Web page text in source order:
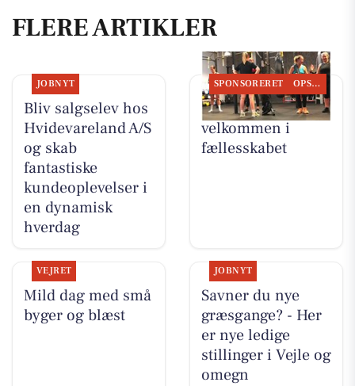
FLERE ARTIKLER
JOBNYT
Bliv salgselev hos
Hvidevareland A/S
og skab
fantastiske
kundeoplevelser i
en dynamisk
hverdag
SPONSORERET OPSLAGSTAVLEN
LeneS byder dig
velkommen i
fællesskabet
VEJRET
Mild dag med små
byger og blæst
JOBNYT
Savner du nye
græsgange? - Her
er nye ledige
stillinger i Vejle og
omegn